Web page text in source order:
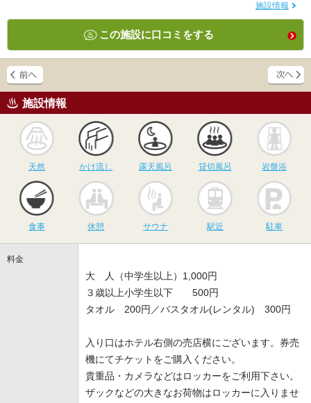
施設情報
この施設に口コミをする
施設情報
天然
かけ流し
かけ流し
露天風呂
露天風呂
貸切風呂
貸切風呂 岩盤浴
食事 休憩
サウナ
サウナ 駅近 駐車
料金
大 人（中学生以上）1,000円
３歳以上小学生以下 500円
タオル 200円／バスタオル(レンタル) 300円
入り口はホテル右側の売店横にございます。券売
機にてチケットをご購入ください。
貴重品・カメラなどはロッカーをご利用下さい。
ザックなどの大きなお荷物はロッカーに入りませ